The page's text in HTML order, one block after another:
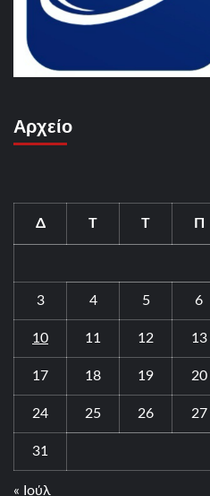
Αρχείο
Δ Τ Τ Π
3 4 5 6
10 11 12 13
17 18 19 20
24 25 26 27
31
« Ιούλ